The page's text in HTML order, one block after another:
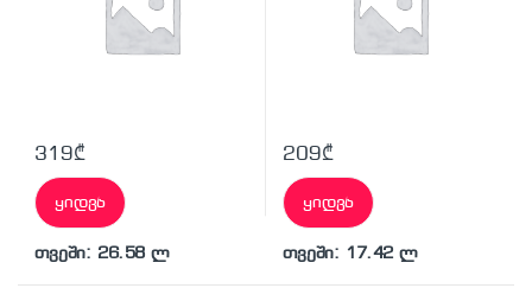
319₾
ყიდვა
თვეში: 26.58 ლ
209₾
ყიდვა
თვეში: 17.42 ლ